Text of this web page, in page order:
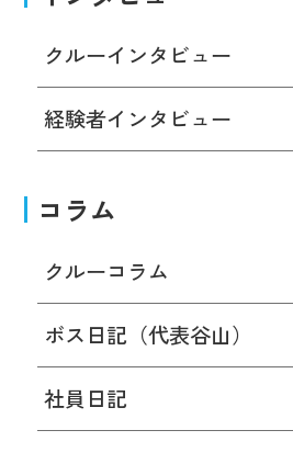
クルーインタビュー
経験者インタビュー
コラム
クルーコラム
ボス日記（代表谷山）
社員日記